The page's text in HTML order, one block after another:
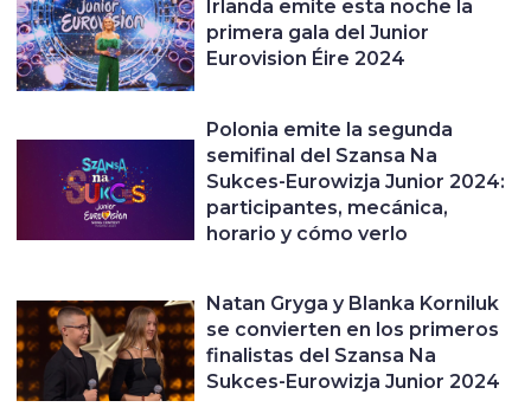
Irlanda emite esta noche la
primera gala del Junior
Eurovision Éire 2024
Polonia emite la segunda
semifinal del Szansa Na
Sukces-Eurowizja Junior 2024:
participantes, mecánica,
horario y cómo verlo
Natan Gryga y Blanka Korniluk
se convierten en los primeros
finalistas del Szansa Na
Sukces-Eurowizja Junior 2024